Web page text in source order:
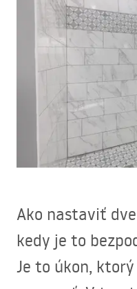
Ako nastaviť
kedy je to
Je to úkon,